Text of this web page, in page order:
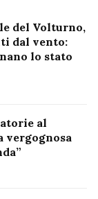
del Volturno,
dal vento:
lo stato
al
vergognosa